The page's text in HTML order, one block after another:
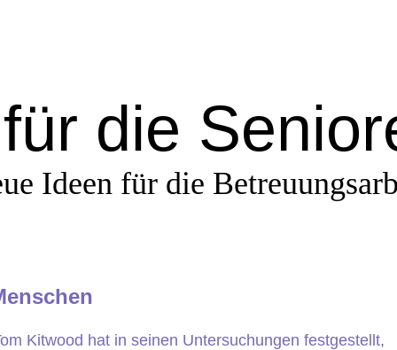
die
Ideen für die
Kitwood hat in seinen Untersuchungen festgestellt,